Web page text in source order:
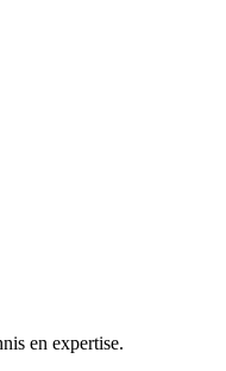
en expertise.